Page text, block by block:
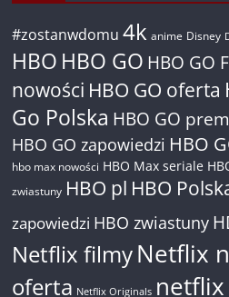
#zostanwdomu 4k anime Disney
HBO HBO GO HBO GO
nowości HBO GO oferta
Go Polska HBO GO
HBO GO zapowiedzi HBO
hbo max nowości HBO Max seriale
zwiastuny HBO pl HBO
zapowiedzi HBO zwiastuny
Netflix filmyNetflix
oferta Netflix Originals